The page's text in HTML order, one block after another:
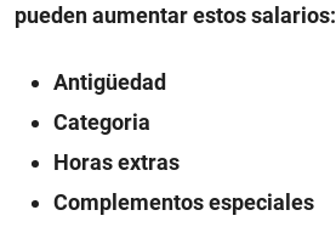
pueden aumentar estos salarios:
Antigüedad
Categoria
Horas extras
Complementos especiales